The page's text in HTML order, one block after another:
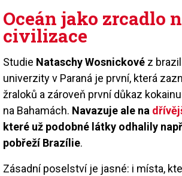
Oceán jako zrcadlo
civilizace
Studie Nataschy Wosnickové z
univerzity v Paraná je první, která
žraloků a zároveň první důkaz
na Bahamách. Navazuje ale na
které už podobné látky odhalily
pobřeží Brazílie.
Zásadní poselství je jasné: i místa,